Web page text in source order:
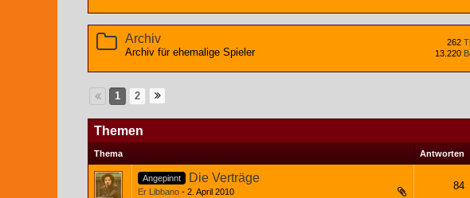
Archiv
Archiv für ehemalige Spieler
262
13.220
1 2
Themen
Thema Antworten
Angepinnt Die Verträge
Er Libbano 2. April 2010 84